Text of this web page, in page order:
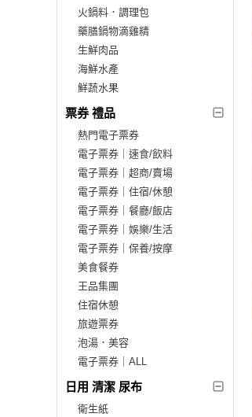
火鍋料．調理包
藥膳鍋物滴雞精
生鮮肉品
海鮮水產
鮮蔬水果
票券 禮品
熱門電子票券
電子票券｜速食/飲料
電子票券｜超商/賣場
電子票券｜住宿/休憩
電子票券｜餐廳/飯店
電子票券｜娛樂/生活
電子票券｜保養/按摩
美食餐券
王品集團
住宿休憩
旅遊票券
泡湯．美容
電子票券｜ALL
日用 清潔 尿布
衛生紙